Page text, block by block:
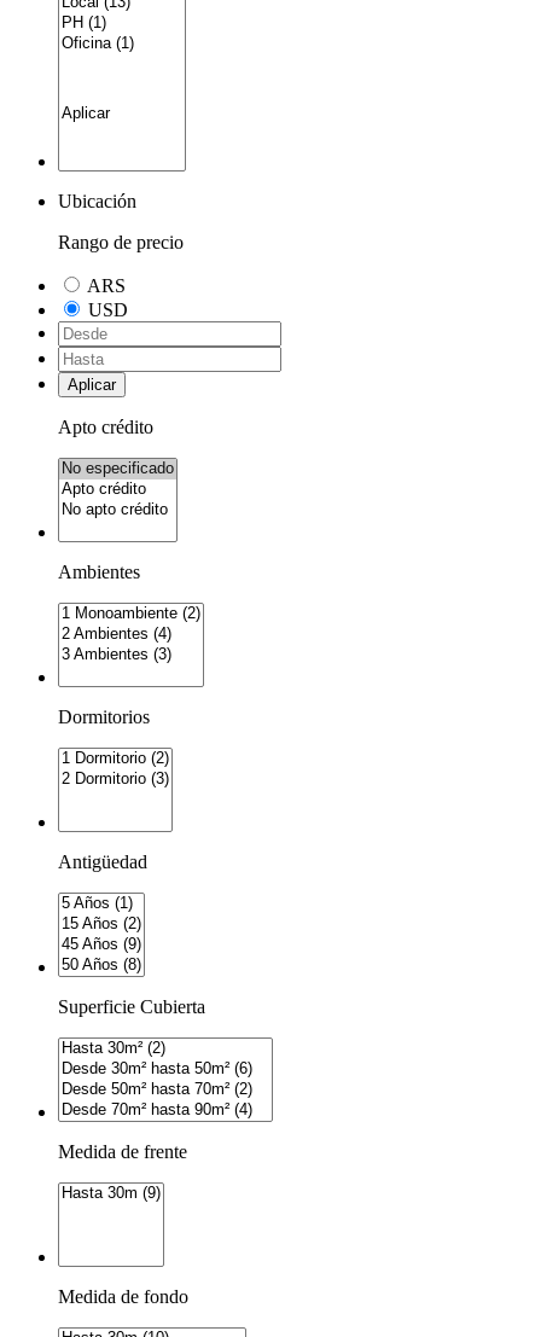
Ubicación
Rango de precio
ARS
USD
Aplicar
Apto crédito
Ambientes
Dormitorios
Antigüedad
Superficie Cubierta
Medida de frente
Medida de fondo